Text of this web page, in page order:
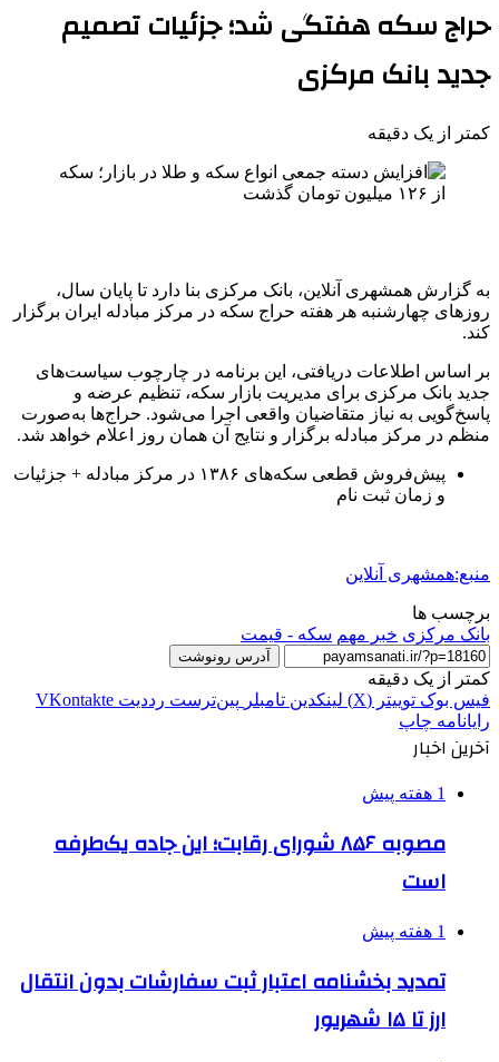
حراج سکه هفتگی شد؛ جزئیات تصمیم
جدید بانک مرکزی
کمتر از یک دقیقه
به گزارش همشهری آنلاین، بانک مرکزی بنا دارد تا پایان سال،
روزهای چهارشنبه هر هفته حراج سکه در مرکز مبادله ایران برگزار
کند.
بر اساس اطلاعات دریافتی، این برنامه در چارچوب سیاست‌های
جدید بانک مرکزی برای مدیریت بازار سکه، تنظیم عرضه و
پاسخ‌گویی به نیاز متقاضیان واقعی اجرا می‌شود. حراج‌ها به‌صورت
منظم در مرکز مبادله برگزار و نتایج آن همان روز اعلام خواهد شد.
پیش‌فروش قطعی سکه‌های ۱۳۸۶ در مرکز مبادله + جزئیات
و زمان ثبت نام
منبع:همشهری آنلاین
برچسب ها
بانک مرکزی خبر مهم سکه - قیمت
آدرس رونوشت
کمتر از یک دقیقه
فیس بوک توییتر (X) لینکدین ‫تامبلر ‫پین‌ترست ‫رددیت ‫VKontakte
رایانامه چاپ
آخرین اخبار
1 هفته پیش
مصوبه ۸۵۶ شورای رقابت؛ این جاده یک‌طرفه
است
1 هفته پیش
تمدید بخشنامه اعتبار ثبت سفارشات بدون انتقال
ارز تا ۱۵ شهریور